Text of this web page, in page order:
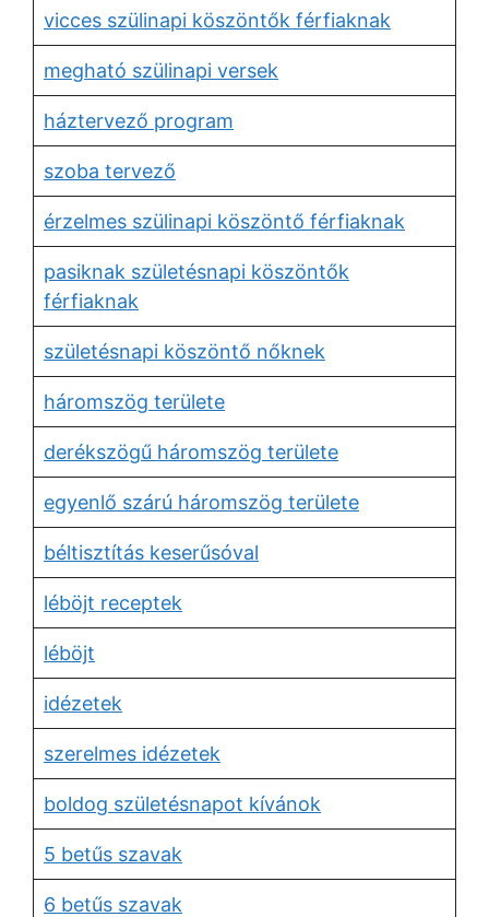
vicces szülinapi köszöntők férfiaknak
megható szülinapi versek
háztervező program
szoba tervező
érzelmes szülinapi köszöntő férfiaknak
pasiknak születésnapi köszöntők
férfiaknak
születésnapi köszöntő nőknek
háromszög területe
derékszögű háromszög területe
egyenlő szárú háromszög területe
béltisztítás keserűsóval
léböjt receptek
léböjt
idézetek
szerelmes idézetek
boldog születésnapot kívánok
5 betűs szavak
6 betűs szavak